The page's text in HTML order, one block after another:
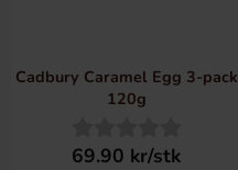
Cadbury Caramel Egg 3-pack
120g
69.90 kr/stk